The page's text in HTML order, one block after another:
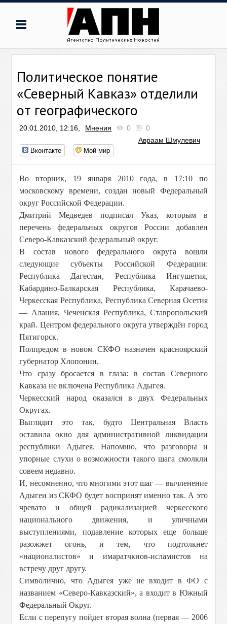
Политическое понятие
«Северный Кавказ» отделили
от географического
20.01.2010, 12:16, Мнения 0
0
Авраам Шмулевич
Вконтакте Мой мир
Во вторник, 19 января 2010 года, в 17:10 по
московскому времени, создан новый Федеральный
округ Российской Федерации.
Дмитрий Медведев подписал Указ, которым в
перечень федеральных округов России добавлен
Северо-Кавказский федеральный округ.
В состав нового федерального округа вошли
следующие субъекты Российской Федерации:
Республика Дагестан, Республика Ингушетия,
Кабардино-Балкарская Республика, Карачаево-
Черкесская Республика, Республика Северная Осетия
— Алания, Чеченская Республика, Ставропольский
край. Центром федерального округа утверждён город
Пятигорск.
Полпредом в новом СКФО назначен красноярский
губернатор Хлопонин.
Что сразу бросается в глаза: в состав Северного
Кавказа не включена Республика Адыгея.
Черкесский народ оказался в двух Федеральных
Округах.
Выглядит это так, будто Центральная Власть
оставила окно для административной ликвидации
республики Адыгея. Напомню, что разговоры и
упорные слухи о возможности такого шага смолкли
совеем недавно.
И, несомненно, что многими этот шаг — вычленение
Адыгеи из СКФО будет воспринят именно так. А это
чревато и общей радикализацией черкесского
национального движения, и уличными
выступлениями, подавление которых еще больше
разожжет огонь, и тем, что подтолкнет
«националистов» и имаратчкиов-исламистов на
встречу друг другу.
Символично, что Адыгея уже не входит в ФО с
названием «Северо-Кавказский», а входит в Южный
Федеральный Округ.
Если с перепугу пойдет вторая волна (первая — 2006